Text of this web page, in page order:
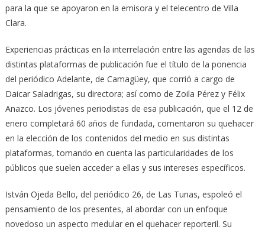
para la que se apoyaron en la emisora y el telecentro de Villa
Clara.
Experiencias prácticas en la interrelación entre las agendas de las
distintas plataformas de publicación fue el título de la ponencia
del periódico Adelante, de Camagüey, que corrió a cargo de
Daicar Saladrigas, su directora; así como de Zoila Pérez y Félix
Anazco. Los jóvenes periodistas de esa publicación, que el 12 de
enero completará 60 años de fundada, comentaron su quehacer
en la elección de los contenidos del medio en sus distintas
plataformas, tomando en cuenta las particularidades de los
públicos que suelen acceder a ellas y sus intereses específicos.
István Ojeda Bello, del periódico 26, de Las Tunas, espoleó el
pensamiento de los presentes, al abordar con un enfoque
novedoso un aspecto medular en el quehacer reporteril. Su